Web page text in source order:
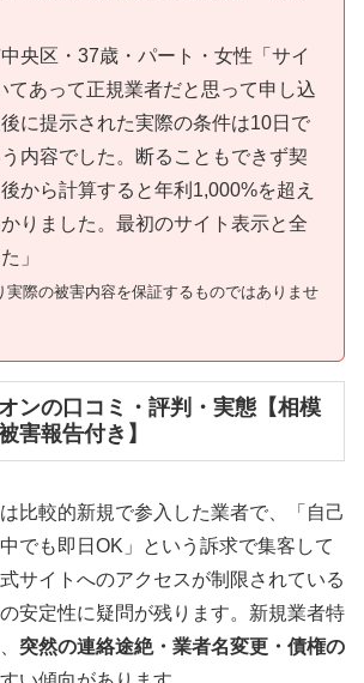
央区・37歳・パート・女性「サイ
てあって正規業者だと思って申し込
に提示された実際の条件は10日で
内容でした。断ることもできず契
から計算すると年利1,000%を超え
りました。最初のサイト表示と全
」
際の被害内容を保証するものではありませ
ンの口コミ・評判・実態【相模
害報告付き】
比較的新規で参入した業者で、「自己
でも即日OK」という訴求で集客して
サイトへのアクセスが制限されている
安定性に疑問が残ります。新規業者特
突然の連絡途絶・業者名変更・債権の